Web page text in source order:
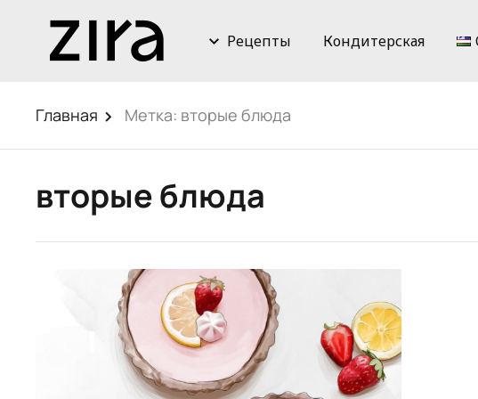
Рецепты Кондитерская
Главная Метка: вторые блюда
вторые блюда